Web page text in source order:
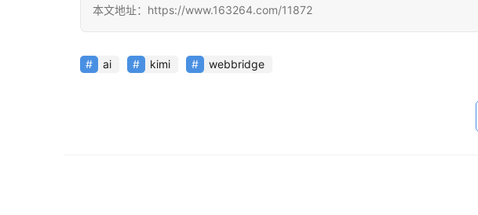
本文地址：https://www.163264.com/11872
ai kimi webbridge